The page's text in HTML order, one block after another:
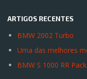
ARTIGOS RECENTES
BMW 2002 Turbo
Uma das melhores
BMW S 1000 RR